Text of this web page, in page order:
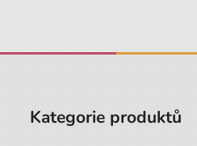
Kategorie produktů